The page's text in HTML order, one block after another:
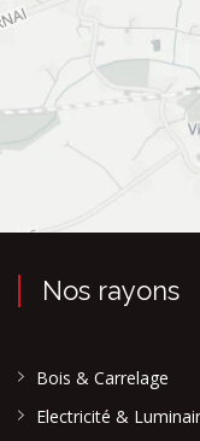
Nos rayons
Bois & Carrelage
Electricité &